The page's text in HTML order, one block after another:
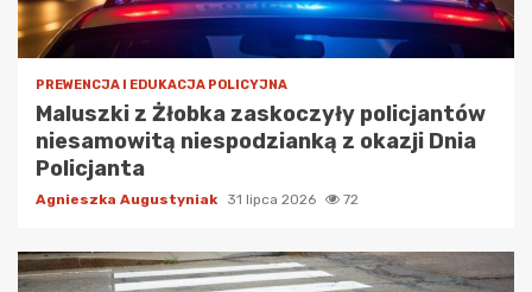
PREWENCJA I EDUKACJA POLICYJNA
Maluszki z Żłobka zaskoczyły policjantów
niesamowitą niespodzianką z okazji Dnia
Policjanta
Agnieszka Augustyniak 31 lipca 2026 72